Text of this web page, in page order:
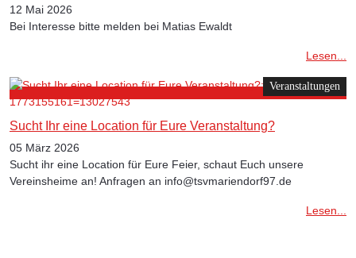
12 Mai 2026
Bei Interesse bitte melden bei Matias Ewaldt
Lesen...
Veranstaltungen
Sucht Ihr eine Location für Eure Veranstaltung?
05 März 2026
Sucht ihr eine Location für Eure Feier, schaut Euch unsere
Vereinsheime an! Anfragen an info@tsvmariendorf97.de
Lesen...